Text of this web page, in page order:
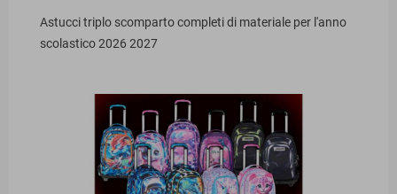
Astucci triplo scomparto completi di materiale per l'anno
scolastico 2026 2027